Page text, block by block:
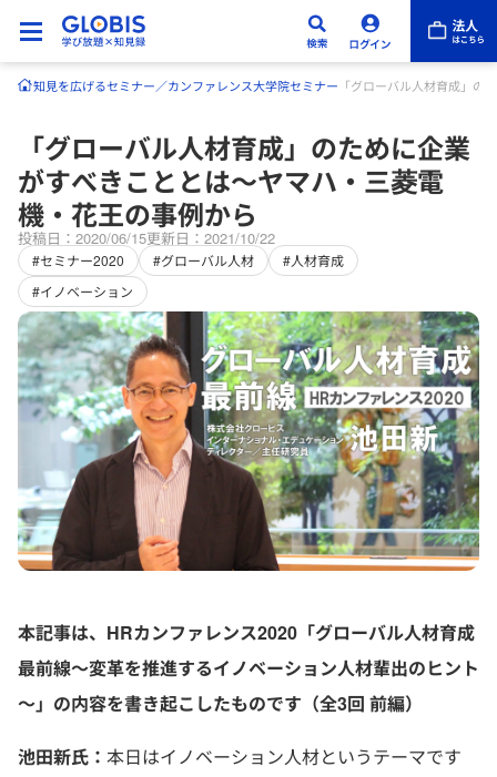
知見を広げるセミナー／カンファレンス大学院セミナー 「グローバル人材育成」の
「グローバル人材育成」のために企業
がすべきこととは〜ヤマハ・三菱電
機・花王の事例から
投稿日：2020/06/15更新日：2021/10/22
#セミナー2020 #グローバル人材
#人材育成
#イノベーション
本記事は、HRカンファレンス2020「グローバル人材育成
最前線～変革を推進するイノベーション人材輩出のヒント
～」の内容を書き起こしたものです（全3回 前編）
池田新氏： 本日はイノベーション人材というテーマです